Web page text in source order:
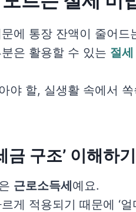
에 통장 잔액이 줄어드
은 활용할 수 있는 절
야 할, 실생활 속에서
금 구조’ 이해하기
근로소득세예요.
게 적용되기 때문에 ‘얼